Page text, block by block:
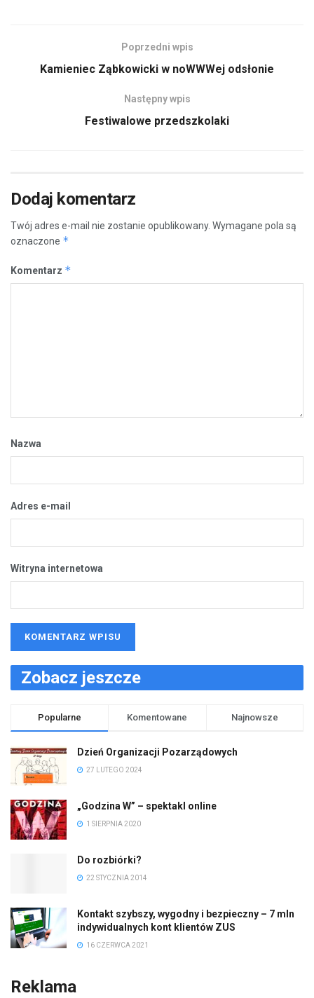
Poprzedni wpis
Kamieniec Ząbkowicki w noWWWej odsłonie
Następny wpis
Festiwalowe przedszkolaki
Dodaj komentarz
Twój adres e-mail nie zostanie opublikowany. Wymagane pola są
oznaczone *
Komentarz *
Nazwa
Adres e-mail
Witryna internetowa
Zobacz jeszcze
Popularne Komentowane Najnowsze
Dzień Organizacji Pozarządowych
27 LUTEGO 2024
„Godzina W” – spektakl online
1 SIERPNIA 2020
Do rozbiórki?
22 STYCZNIA 2014
Kontakt szybszy, wygodny i bezpieczny – 7 mln
indywidualnych kont klientów ZUS
16 CZERWCA 2021
Reklama